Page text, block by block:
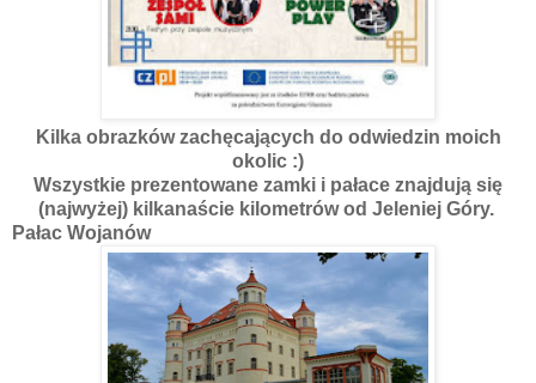
Kilka obrazków zachęcających do odwiedzin moich
okolic :)
Wszystkie prezentowane zamki i pałace znajdują się
(najwyżej) kilkanaście kilometrów od Jeleniej Góry.
Pałac Wojanów